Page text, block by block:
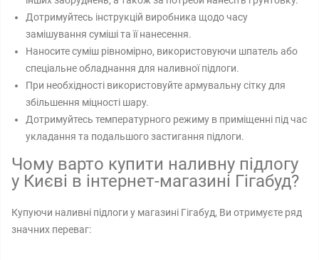
Дотримуйтесь інструкцій виробника щодо часу
замішування суміші та її нанесення.
Наносите суміш рівномірно, використовуючи шпатель або
спеціальне обладнання для наливної підлоги.
При необхідності використовуйте армувальну сітку для
збільшення міцності шару.
Дотримуйтесь температурного режиму в приміщенні під час
укладання та подальшого застигання підлоги.
Чому варто купити наливну підлогу
у Києві в інтернет-магазині Гігабуд?
Купуючи наливні підлоги у магазині Гігабуд, Ви отримуєте ряд
значних переваг: